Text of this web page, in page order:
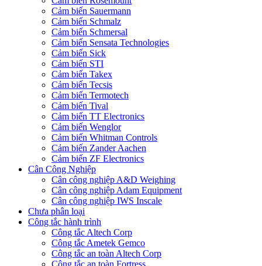
Cảm biến Sauermann
Cảm biến Schmalz
Cảm biến Schmersal
Cảm biến Sensata Technologies
Cảm biến Sick
Cảm biến STI
Cảm biến Takex
Cảm biến Tecsis
Cảm biến Termotech
Cảm biến Tival
Cảm biến TT Electronics
Cảm biến Wenglor
Cảm biến Whitman Controls
Cảm biến Zander Aachen
Cảm biến ZF Electronics
Cân Công Nghiệp
Cân công nghiệp A&D Weighing
Cân công nghiệp Adam Equipment
Cân công nghiệp IWS Inscale
Chưa phân loại
Công tắc hành trình
Công tắc Altech Corp
Công tắc Ametek Gemco
Công tắc an toàn Altech Corp
Công tắc an toàn Fortress